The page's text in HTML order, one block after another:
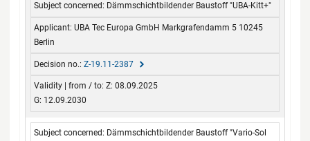
Dämmschichtbildender Baustoff "UBA-Kitt+"
UBA Tec Europa GmbH Markgrafendamm 5 10245
Berlin
Z-19.11-2387
Z: 08.09.2025
G: 12.09.2030
Dämmschichtbildender Baustoff "Vario-Sol